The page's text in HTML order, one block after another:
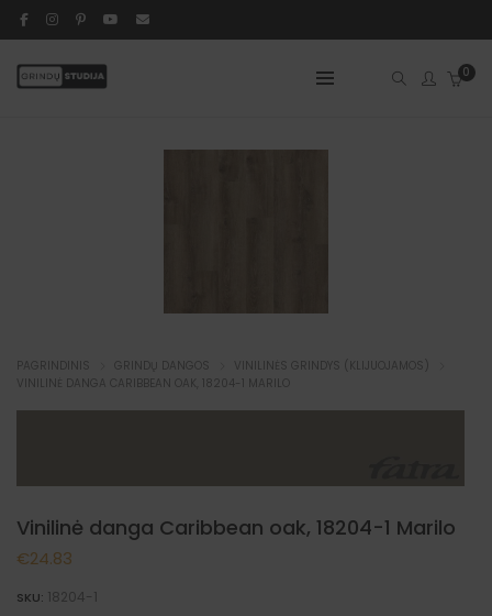
0
PAGRINDINIS GRINDŲ DANGOS
VINILINĖS GRINDYS (KLIJUOJAMOS)
VINILINĖ DANGA CARIBBEAN OAK, 18204-1 MARILO
Vinilinė danga Caribbean oak, 18204-1 Marilo
€24.83
SKU: 18204-1